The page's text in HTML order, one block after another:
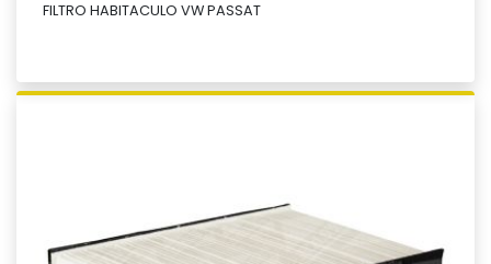
FILTRO HABITACULO VW PASSAT
Ver producto